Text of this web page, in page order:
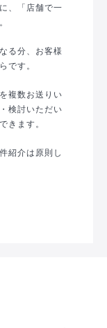
、「店舗で一
る分、お客様
です。
複数お送りい
検討いただい
きます。
紹介は原則し